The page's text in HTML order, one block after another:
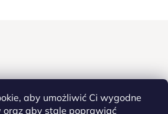
aby umożliwić Ci wygodne
oraz aby stale poprawiać